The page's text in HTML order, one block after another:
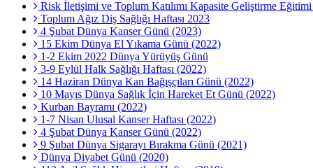
Risk İletişimi ve Toplum Katılımı Kapasite Geliştirme
Toplum Ağız Diş Sağlığı Haftası 2023
4 Şubat Dünya Kanser Günü (2023)
15 Ekim Dünya El Yıkama Günü (2022)
1-2 Ekim 2022 Dünya Yürüyüş Günü
3-9 Eylül Halk Sağlığı Haftası (2022)
14 Haziran Dünya Kan Bağışçıları Günü (2022)
10 Mayıs Dünya Sağlık İçin Hareket Et Günü (2022)
Kurban Bayramı (2022)
1-7 Nisan Ulusal Kanser Haftası (2022)
4 Şubat Dünya Kanser Günü (2022)
9 Şubat Dünya Sigarayı Bırakma Günü (2021)
Dünya Diyabet Günü (2020)